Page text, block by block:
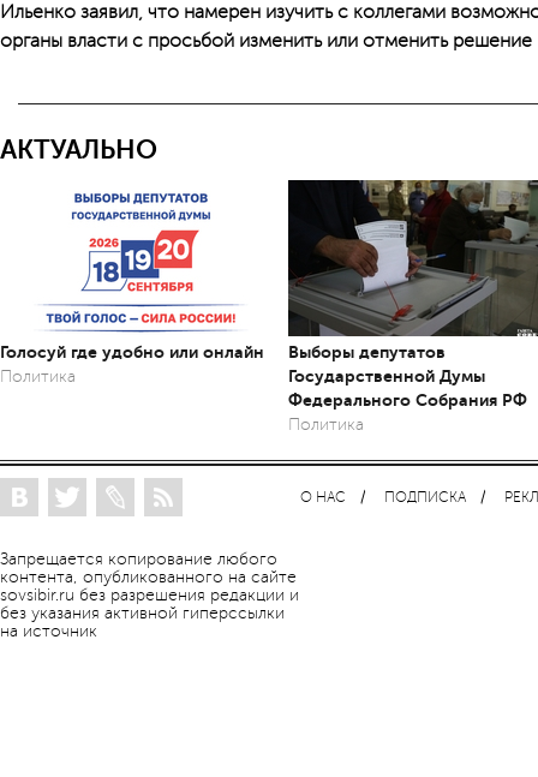
Ильенко заявил, что намерен изучить с коллегами
органы власти с просьбой изменить или отменить
АКТУАЛЬНО
Голосуй где удобно или онлайн
Политика
Выборы депутатов
Государственной Думы
Федерального Собрания РФ
Политика
Запрещается копирование любого
контента, опубликованного на сайте
sovsibir.ru без разрешения редакции и
без указания активной гиперссылки
на источник
О НАС ПОДПИСКА